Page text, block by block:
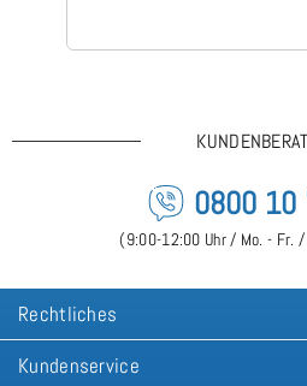
0800 10
(9:00-12:00 Uhr / Mo. - Fr.
Rechtliches
Kundenservice